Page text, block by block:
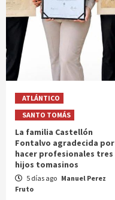
ATLÁNTICO
SANTO TOMÁS
La familia Castellón
Fontalvo agradecida por
hacer profesionales tres
hijos tomasinos
5 días ago Manuel Perez
Fruto